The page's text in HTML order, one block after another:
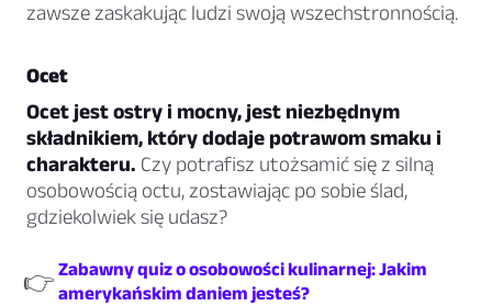
zawsze zaskakując ludzi swoją wszechstronnością.
Ocet
Ocet jest ostry i mocny, jest niezbędnym
składnikiem, który dodaje potrawom smaku i
charakteru. Czy potrafisz utożsamić się z silną
osobowością octu, zostawiając po sobie ślad,
gdziekolwiek się udasz?
👉 Zabawny quiz o osobowości kulinarnej: Jakim
amerykańskim daniem jesteś?